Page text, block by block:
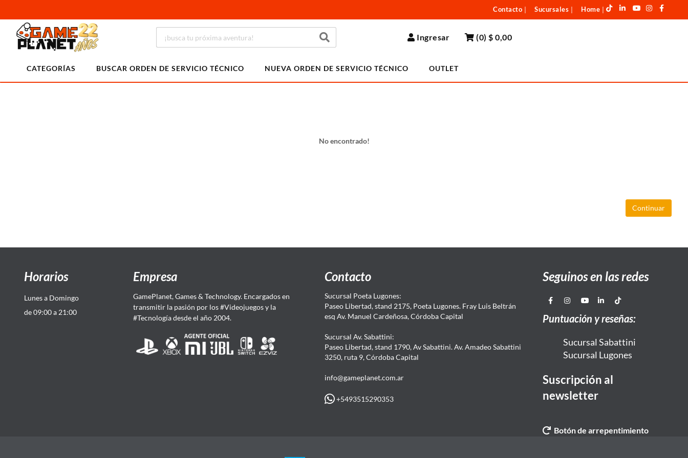
Contacto Sucursales Home
Ingresar (0)$ 0,00
CATEGORÍAS BUSCAR ORDEN DE SERVICIO TÉCNICO NUEVA ORDEN DE SERVICIO TÉCNICO OUTLET
No encontrado!
Continuar
Horarios
Lunes a Domingo
de 09:00 a 21:00
Empresa
GamePlanet, Games & Technology. Encargados en
transmitir la pasión por los #Videojuegos y la
#Tecnología desde el año 2004.
Contacto
Sucursal Poeta Lugones:
Paseo Libertad, stand 2175, Poeta Lugones. Fray Luis Beltrán
esq Av. Manuel Cardeñosa, Córdoba Capital
Sucursal Av. Sabattini:
Paseo Libertad, stand 1790, Av Sabattini. Av. Amadeo Sabattini
3250, ruta 9, Córdoba Capital
info@gameplanet.com.ar
+5493515290353
Seguinos en las redes
Puntuación y reseñas:
Sucursal Sabattini
Sucursal Lugones
Suscripción al
newsletter
Botón de arrepentimiento